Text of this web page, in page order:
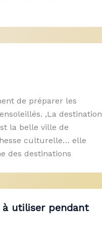
de préparer les
,La destination
la belle ville de
culturelle… elle
des destinations
utiliser pendant